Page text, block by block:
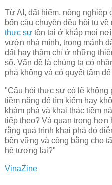
Từ AI, đất hiếm, nông nghiệp
bốn câu chuyện đều hội tụ về
thực sự tồn tại ở khắp mọi
vườn nhà mình, trong mảnh
đất hay thậm chí ở những
số. Vấn đề là chúng ta có
phá không và có quyết tâm
"Câu hỏi thực sự có lẽ không
tiềm năng để tìm kiếm hay
khám phá và khai thác tiềm
tiếp theo? Và quan trọng hơn
rằng quá trình khai phá đó
bền vững và công bằng cho
hệ tương lai?"
VinaZine